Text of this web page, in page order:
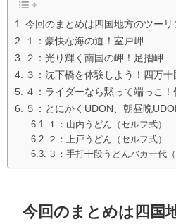
今回のまとめは四国地方のツーリ
１：豪快な海の道！室戸岬
２：光り輝く南国の岬！足摺岬
３：沈下橋を体験しよう！四万十
４：ライダーなら黙って端っこ！
５：とにかくUDON、朝昼晩
１：山内うどん（セルフ式）
２：上戸うどん（セルフ式）
３：手打十段うどんバカ一代（
今回のまとめは四国